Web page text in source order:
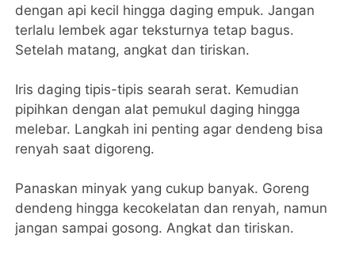
dengan api kecil hingga daging empuk. Jangan
terlalu lembek agar teksturnya tetap bagus.
Setelah matang, angkat dan tiriskan.
Iris daging tipis-tipis searah serat. Kemudian
pipihkan dengan alat pemukul daging hingga
melebar. Langkah ini penting agar dendeng bisa
renyah saat digoreng.
Panaskan minyak yang cukup banyak. Goreng
dendeng hingga kecokelatan dan renyah, namun
jangan sampai gosong. Angkat dan tiriskan.